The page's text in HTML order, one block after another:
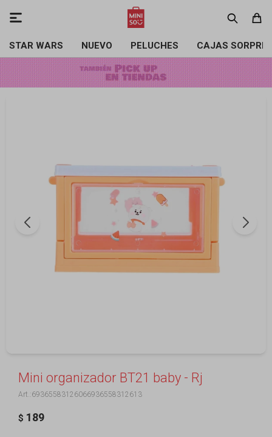
STAR WARS NUEVO PELUCHES CAJAS

Mini organizador BT21 baby - Rj
69365583126066936558312613
$ 189